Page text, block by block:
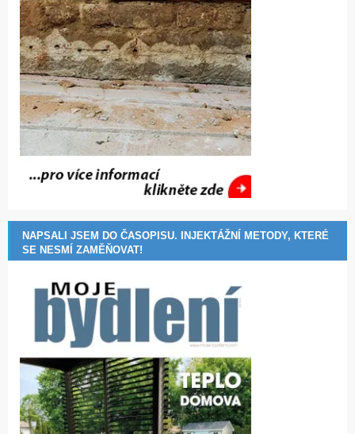
NAPSALI JSEM DO ČASOPISU. INJEKTÁŽNÍ METODY, KTERÉ
SE NESMÍ ZAMĚŇOVAT!